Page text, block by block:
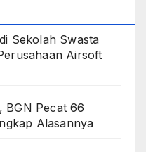
Sekolah Swasta
Airsoft
BGN Pecat 66
Alasannya